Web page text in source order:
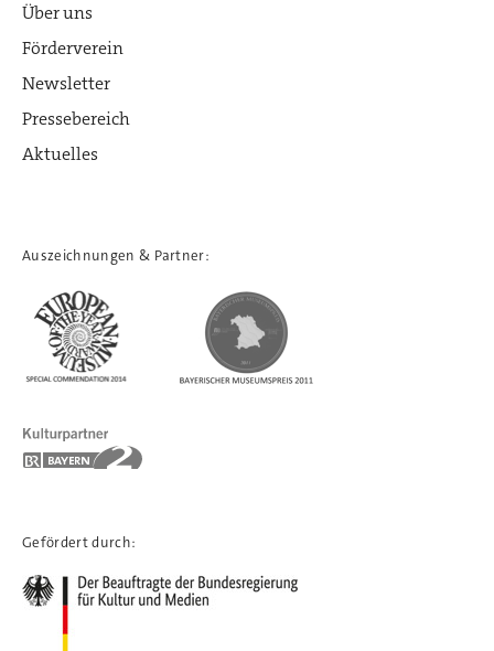
Über uns
Förderverein
Newsletter
Pressebereich
Aktuelles
Auszeichnungen & Partner:
Gefördert durch: